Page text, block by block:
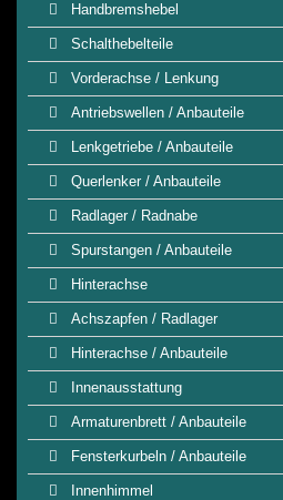
Handbremshebel
Schalthebelteile
Vorderachse / Lenkung
Antriebswellen / Anbauteile
Lenkgetriebe / Anbauteile
Querlenker / Anbauteile
Radlager / Radnabe
Spurstangen / Anbauteile
Hinterachse
Achszapfen / Radlager
Hinterachse / Anbauteile
Innenausstattung
Armaturenbrett / Anbauteile
Fensterkurbeln / Anbauteile
Innenhimmel